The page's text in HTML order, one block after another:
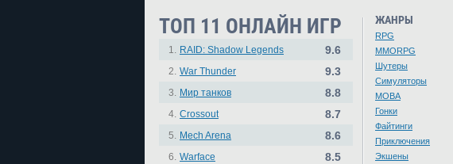
ТОП 11 ОНЛАЙН ИГР
1. RAID: Shadow Legends 9.6
2. War Thunder 9.3
3. Мир танков 8.8
4. Crossout 8.7
5. Mech Arena 8.6
6. Warface 8.5
ЖАНРЫ
RPG
MMORPG
Шутеры
Симуляторы
MOBA
Гонки
Файтинги
Приключения
Экшены